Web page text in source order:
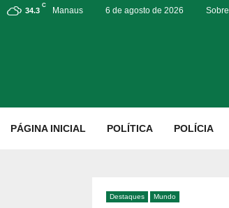
34.3
C
Manaus 6 de agosto de 2026 Sobre
PÁGINA INICIAL POLÍTICA POLÍCIA
Destaques Mundo